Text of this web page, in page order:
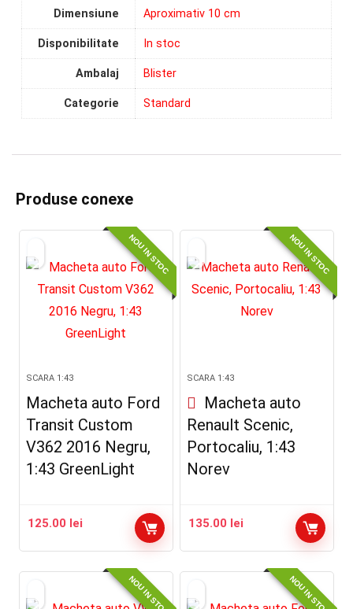
Dimensiune Aproximativ 10 cm
Disponibilitate In stoc
Ambalaj Blister
Categorie Standard
Produse conexe
NOU IN STOC
SCARA 1:43
Macheta auto Ford
Transit Custom
V362 2016 Negru,
1:43 GreenLight
125.00 lei
NOU IN STOC
SCARA 1:43
Macheta auto
Renault Scenic,
Portocaliu, 1:43
Norev
135.00 lei
NOU IN STOC NOU IN STOC